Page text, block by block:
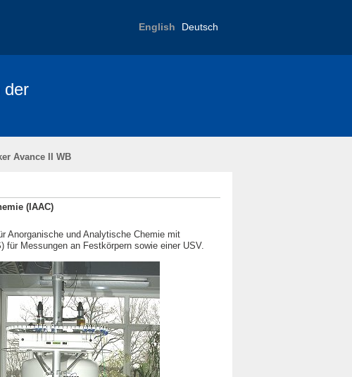
English Deutsch
der
Avance II WB
(IAAC)
Anorganische und Analytische Chemie mit
für Messungen an Festkörpern sowie einer USV.